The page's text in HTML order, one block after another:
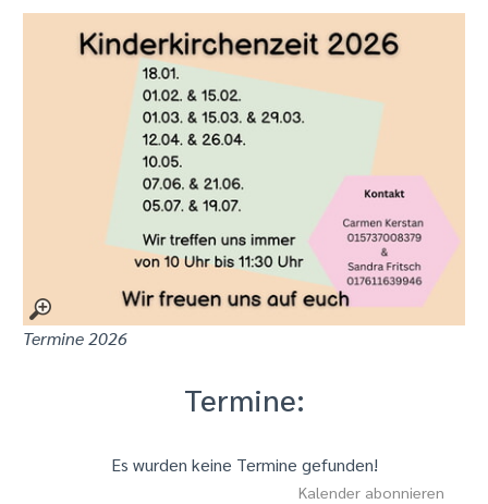
Termine 2026
Termine:
Es wurden keine Termine gefunden!
Kalender abonnieren